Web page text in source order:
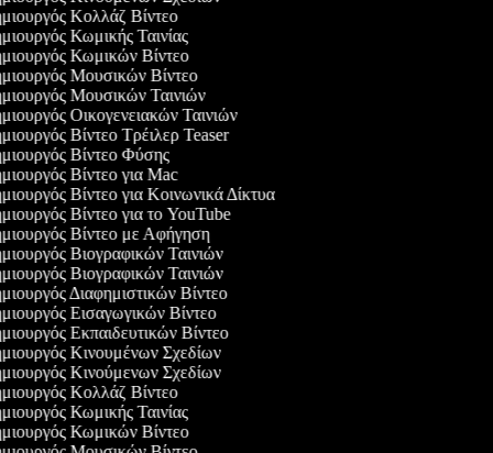
Κολλάζ Βίντεο
Κωμικής Ταινίας
Κωμικών Βίντεο
Μουσικών Βίντεο
Μουσικών Ταινιών
Οικογενειακών Ταινιών
Βίντεο Τρέιλερ Teaser
Βίντεο Φύσης
Βίντεο για Mac
Βίντεο για Κοινωνικά Δίκτυα
Βίντεο για το YouTube
Βίντεο με Αφήγηση
Βιογραφικών Ταινιών
Βιογραφικών Ταινιών
Διαφημιστικών Βίντεο
Εισαγωγικών Βίντεο
Εκπαιδευτικών Βίντεο
Κινουμένων Σχεδίων
Κινούμενων Σχεδίων
Κολλάζ Βίντεο
Κωμικής Ταινίας
Κωμικών Βίντεο